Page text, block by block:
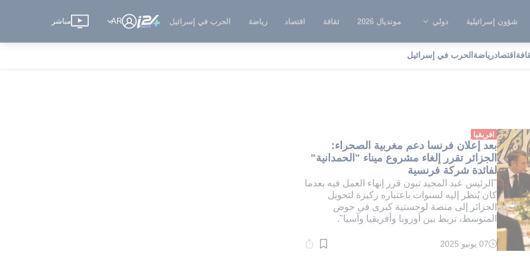
شؤون إسرائيلية دولي مونديال 2026 ثقافة اقتصاد رياضة الحرب في إسرائيل AR مباشر
اقتصادرياضة الحرب في إسرائيل
افريقيا
بعد إعلان فرنسا دعم مغربية الصحراء:
الجزائر تقرر إلغاء مشروع ميناء "الحمدانية"
لفائدة شركة فرنسية
"الرئيس عبد المجيد تبون قرر إنهاء العمل فيه بعدما
كان يُنظر إليه لسنوات باعتباره ركيزة لتحويل
الجزائر إلى منصة لوجستية كبرى في حوض
المتوسط، تربط بين أوروبا وأفريقيا وآسيا".
وقت
07 يونيو 2025